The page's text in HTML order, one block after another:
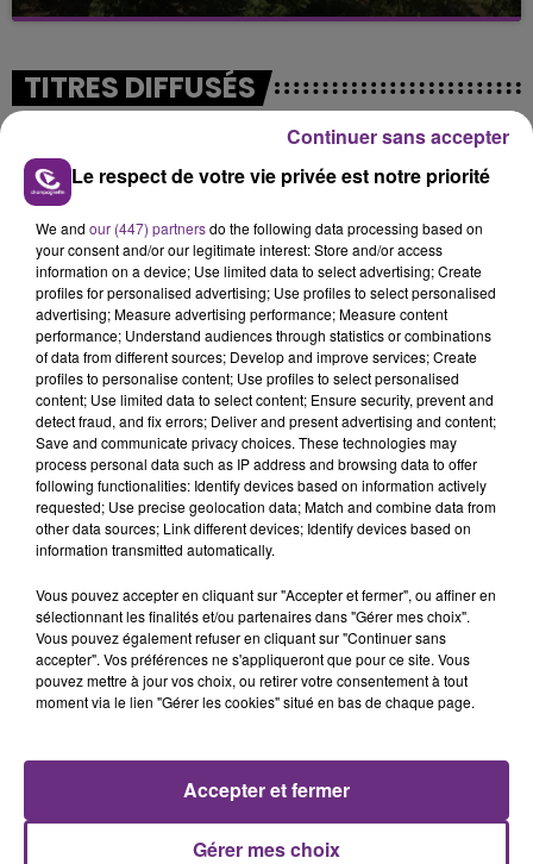
Alors que les dates de début des vendange 2026
l'inspection du Travail en profite pour rappeler
les conditions de...
TITRES DIFFUSÉS
23h09
23h09
P!NK
Sober
MYLES SMITH & NIALL HORAN
Drive Safe
23h03
23h03 23h00
23h00
A L'ANTENNE
Le respect de votre vie privée est notre priorité
We and our (447) partnersdo the following data processing based on
your consent and/or our legitimate interest: Store and/or access
information on a device; Use limited data to select advertising; Create
profiles for personalised advertising; Use profiles to select personalised
advertising; Measure advertising performance; Measure content
performance; Understand audiences through statistics or combinations
of data from different sources; Develop and improve services; Create
profiles to personalise content; Use profiles to select personalised
content; Use limited data to select content; Ensure security, prevent and
detect fraud, and fix errors; Deliver and present advertising and content;
Save and communicate privacy choices. These technologies may
process personal data such as IP address and browsing data to offer
following functionalities: Identify devices based on information actively
requested; Use precise geolocation data; Match and combine data from
other data sources; Link different devices; Identify devices based on
information transmitted automatically.
Vous pouvez accepter en cliquant sur "Accepter et fermer", ou affiner en
sélectionnant les finalités et/ou partenaires dans "Gérer mes choix".
Vous pouvez également refuser en cliquant sur "Continuer sans
accepter". Vos préférences ne s'appliqueront que pour ce site. Vous
pouvez mettre à jour vos choix, ou retirer votre consentement à tout
moment via le lien "Gérer les cookies" situé en bas de chaque page.
Gérer mes choix
Accepter et fermer
Continuer sans accepter